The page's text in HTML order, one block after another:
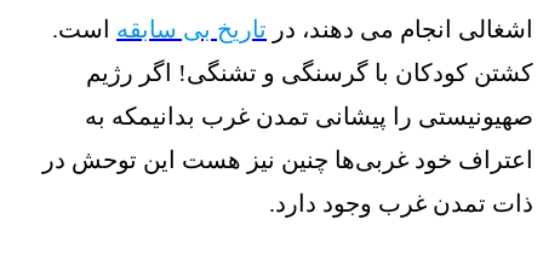
اشغالی انجام می دهند، در تاریخ بی سابقه است.
کشتن کودکان با گرسنگی و تشنگی! اگر رژیم
صهیونیستی را پیشانی تمدن غرب بدانیمکه به
اعتراف خود غربی‌ها چنین نیز هست این توحش در
ذات تمدن غرب وجود دارد.